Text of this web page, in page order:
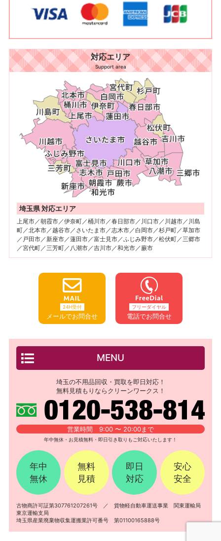
対応エリア
Support area
埼玉県 対応エリア
上尾市／朝霞市／伊奈町／桶川市／春日部市／川口市／川越市／川島
町／北本市／越谷市／さいたま市／志木市／白岡市／杉戸町／草加市
／戸田市／新座市／蓮田市／富士見市／ふじみ野市／松伏町／三郷市
／宮代町／三芳町／八潮市／吉川市／和光市／蕨市
24H受付
メールでお問合せ
フリーダイヤル
電話でお問合せ
MENU
埼玉の不用品回収・買取を即日対応！
無料見積もりならクリーンワークス！
営業時間 9:00 〜 20:00まで
年中無休・お見積無料・即日引き取りもご対応いたします！
年中
無休
無料
見積
即日
対応
安心
安全
古物商許可証第307761207261号 ／ 貨物軽自動車運送事業 関東運輸局
東京運輸支局
埼玉県産業廃棄物収集運搬業許可番号 第01100165888号